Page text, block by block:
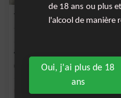
Virgin Mojito Fraise
Facile
menthe fraîche citron vert
de 18 ans ou plus
l'alcool de manière
Oui, j'ai plus de 18
ans